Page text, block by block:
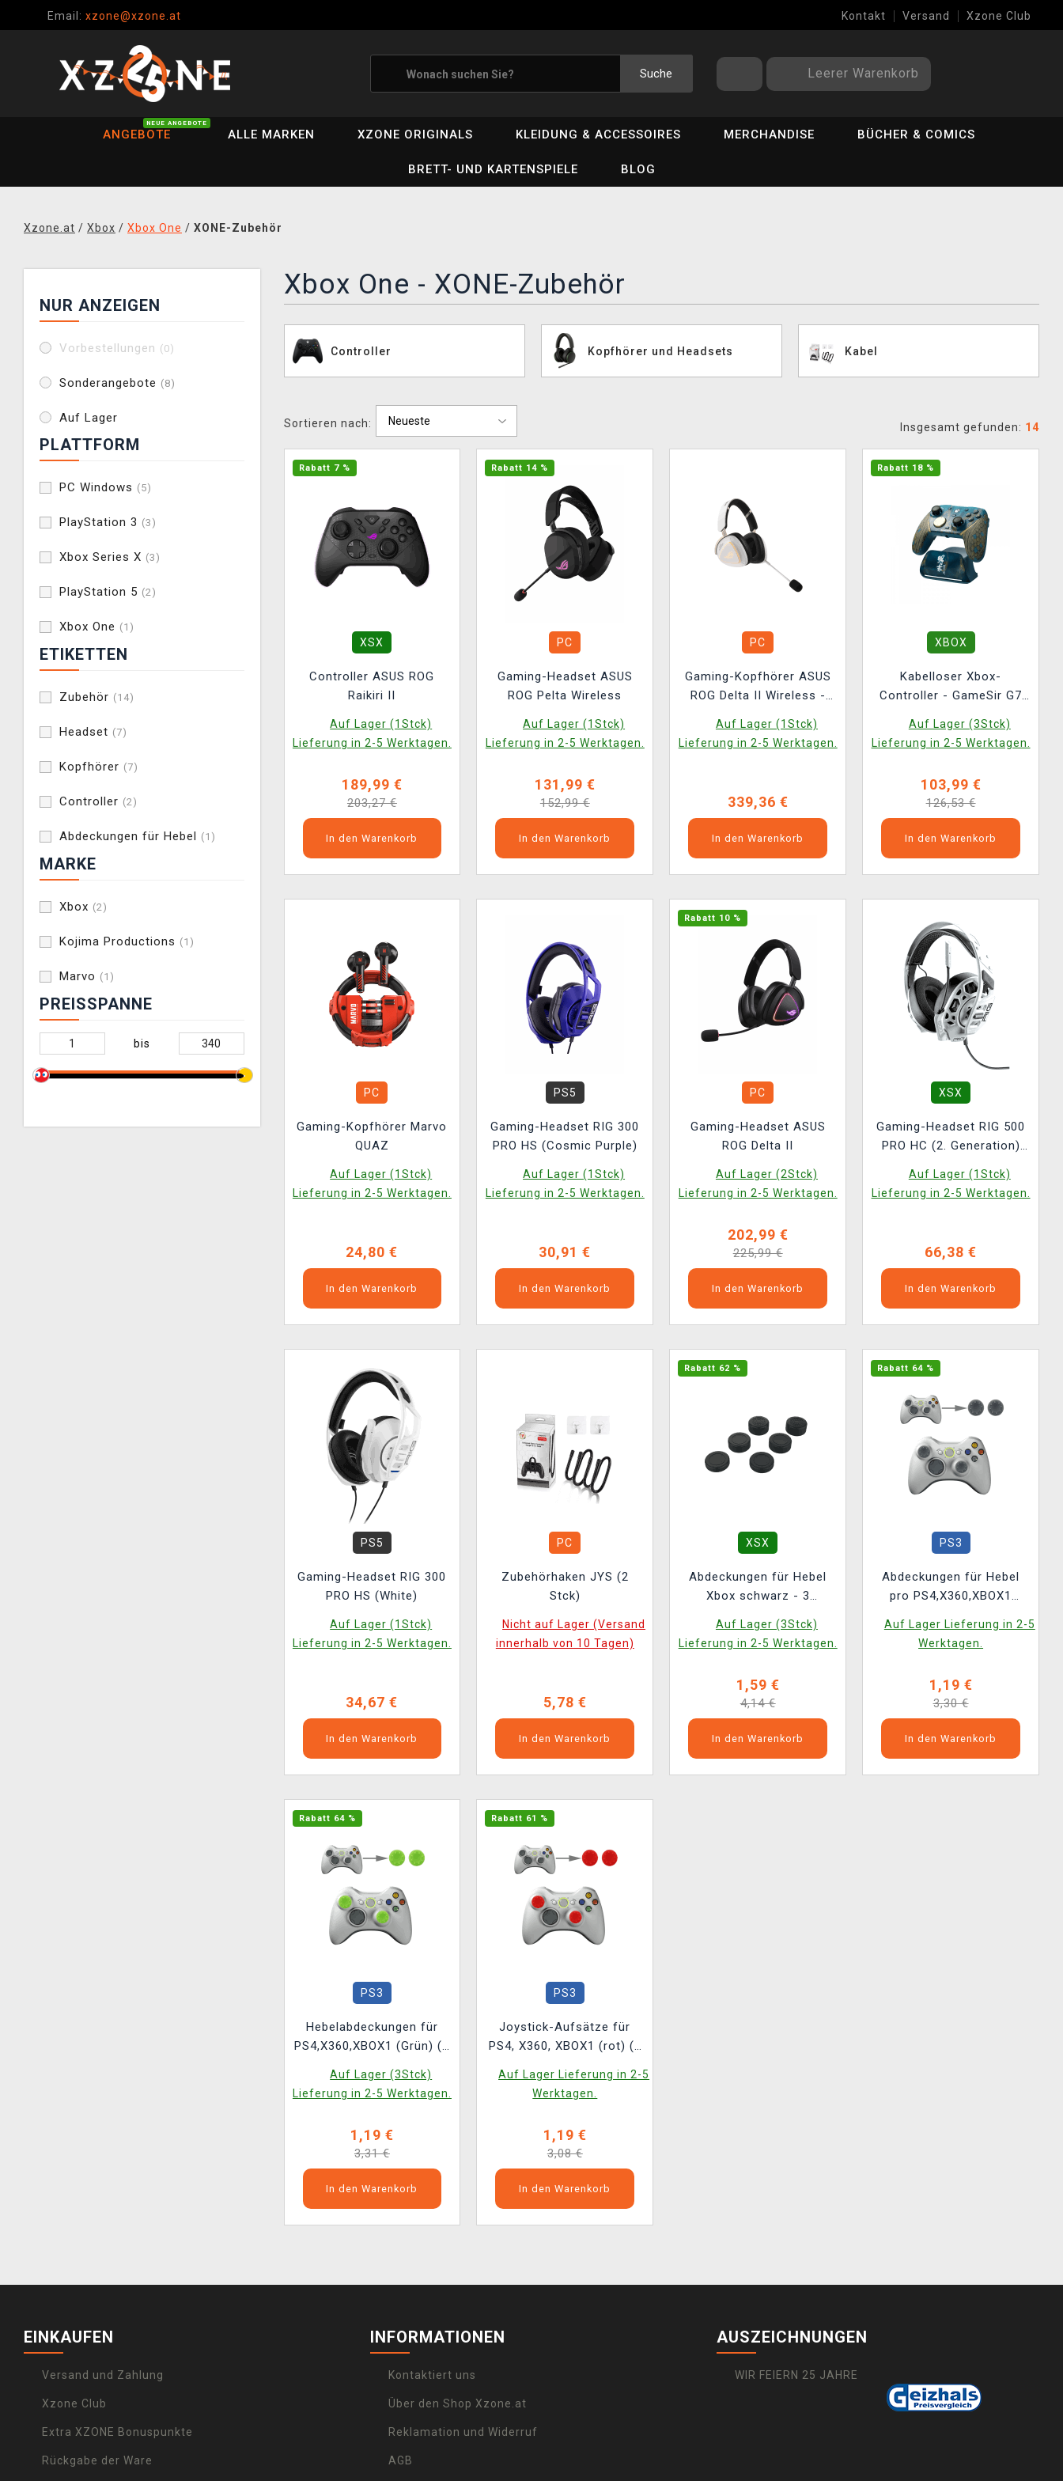
Email: xzone@xzone.at Kontakt Versand Xzone Club
Suche Leerer Warenkorb
ANGEBOTE
NEUE ANGEBOTE
ALLE MARKEN XZONE ORIGINALS KLEIDUNG & ACCESSOIRES MERCHANDISE BÜCHER & COMICS
BRETT- UND KARTENSPIELE BLOG
Xzone.at / Xbox / Xbox One / XONE-Zubehör
NUR ANZEIGEN
Vorbestellungen (0)
Sonderangebote (8)
Auf Lager
PLATTFORM
PC Windows (5)
PlayStation 3 (3)
Xbox Series X (3)
PlayStation 5 (2)
Xbox One (1)
ETIKETTEN
Zubehör (14)
Headset (7)
Kopfhörer (7)
Controller (2)
Abdeckungen für Hebel (1)
MARKE
Xbox (2)
Kojima Productions (1)
Marvo (1)
PREISSPANNE
bis
Xbox One - XONE-Zubehör
Controller Kopfhörer und Headsets Kabel
Sortieren nach: Insgesamt gefunden: 14
Rabatt 7 %
XSX
Controller ASUS ROG
Raikiri II
Auf Lager (1Stck)
Lieferung in 2-5 Werktagen.
189,99 €
203,27 €
In den Warenkorb
Rabatt 14 %
PC
Gaming-Headset ASUS
ROG Pelta Wireless
Auf Lager (1Stck)
Lieferung in 2-5 Werktagen.
131,99 €
152,99 €
In den Warenkorb
PC
Gaming-Kopfhörer ASUS
ROG Delta II Wireless -
Auf Lager (1Stck)
Lieferung in 2-5 Werktagen.
339,36 €
In den Warenkorb
Rabatt 18 %
XBOX
Kabelloser Xbox-
Controller - GameSir G7
Feathers Edition
Auf Lager (3Stck)
Lieferung in 2-5 Werktagen.
103,99 €
126,53 €
In den Warenkorb
PC
Gaming-Kopfhörer Marvo
QUAZ
Auf Lager (1Stck)
Lieferung in 2-5 Werktagen.
24,80 €
In den Warenkorb
PS5
Gaming-Headset RIG 300
PRO HS (Cosmic Purple)
Auf Lager (1Stck)
Lieferung in 2-5 Werktagen.
30,91 €
In den Warenkorb
Rabatt 10 %
PC
Gaming-Headset ASUS
ROG Delta II
Auf Lager (2Stck)
Lieferung in 2-5 Werktagen.
202,99 €
225,99 €
In den Warenkorb
XSX
Gaming-Headset RIG 500
PRO HC (2. Generation)
Auf Lager (1Stck)
Lieferung in 2-5 Werktagen.
66,38 €
In den Warenkorb
PS5
Gaming-Headset RIG 300
PRO HS (White)
Auf Lager (1Stck)
Lieferung in 2-5 Werktagen.
34,67 €
In den Warenkorb
PC
Zubehörhaken JYS (2
Stck)
Nicht auf Lager (Versand
innerhalb von 10 Tagen)
5,78 €
In den Warenkorb
Rabatt 62 %
XSX
Abdeckungen für Hebel
Xbox schwarz - 3
Auf Lager (3Stck)
Lieferung in 2-5 Werktagen.
1,59 €
4,14 €
In den Warenkorb
Rabatt 64 %
PS3
Abdeckungen für Hebel
pro PS4,X360,XBOX1
Auf Lager Lieferung in 2-5
Werktagen.
1,19 €
3,30 €
In den Warenkorb
Rabatt 64 %
PS3
Hebelabdeckungen für
PS4,X360,XBOX1 (Grün) (2
Auf Lager (3Stck)
Lieferung in 2-5 Werktagen.
1,19 €
3,31 €
In den Warenkorb
Rabatt 61 %
PS3
Joystick-Aufsätze für
PS4, X360, XBOX1 (rot) (2
Auf Lager Lieferung in 2-5
Werktagen.
1,19 €
3,08 €
In den Warenkorb
EINKAUFEN
Versand und Zahlung
Xzone Club
Extra XZONE Bonuspunkte
Rückgabe der Ware
INFORMATIONEN
Kontaktiert uns
Über den Shop Xzone.at
Reklamation und Widerruf
AGB
AUSZEICHNUNGEN
WIR FEIERN 25 JAHRE